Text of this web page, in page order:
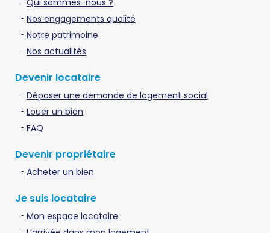
Qui sommes-nous ?
Nos engagements qualité
Notre patrimoine
Nos actualités
Devenir locataire
Déposer une demande de logement social
Louer un bien
FAQ
Devenir propriétaire
Acheter un bien
Je suis locataire
Mon espace locataire